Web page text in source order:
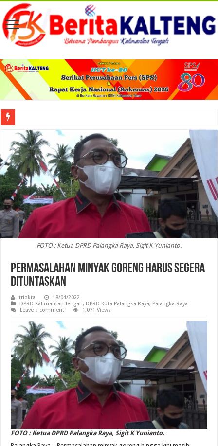
Viral! Selama Dua Bulan Lebih Siltap Serta Tunjangan Pemdes dan BPD di
FOTO : Ketua DPRD Palangka Raya, Sigit K Yunianto.
Permasalahan Minyak Goreng Harus Segera
Dituntaskan
triokta
18/04/2022
DPRD Kalimantan Tengah, DPRD Kota Palangka Raya, Palangka Raya
Leave a comment
1,071 Views
FOTO : Ketua DPRD Palangka Raya, Sigit K Yunianto.